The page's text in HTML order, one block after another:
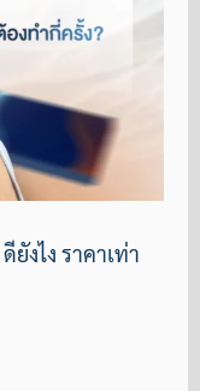
ยังไง ราคาเท่า